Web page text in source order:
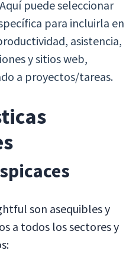
puede seleccionar
para incluirla en
asistencia,
y sitios web,
a proyectos/tareas.
son asequibles y
a todos los sectores y